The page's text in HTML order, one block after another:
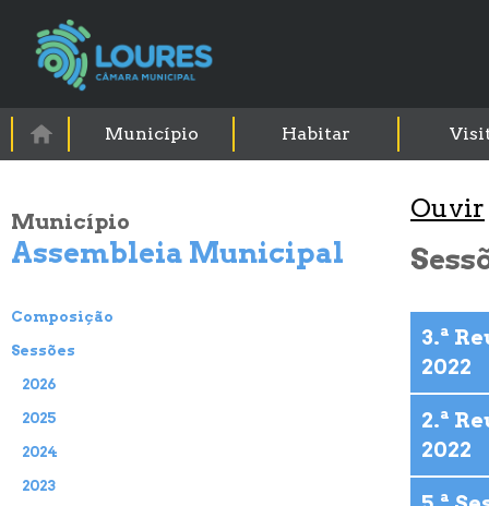
Município Habitar